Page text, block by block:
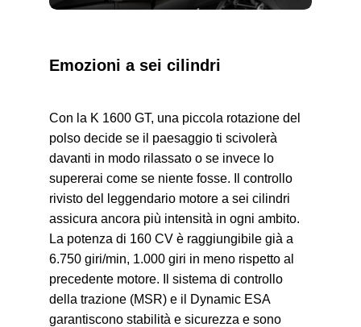
Emozioni a sei cilindri
Con la K 1600 GT, una piccola rotazione del
polso decide se il paesaggio ti scivolerà
davanti in modo rilassato o se invece lo
supererai come se niente fosse. Il controllo
rivisto del leggendario motore a sei cilindri
assicura ancora più intensità in ogni ambito.
La potenza di 160 CV è raggiungibile già a
6.750 giri/min, 1.000 giri in meno rispetto al
precedente motore. Il sistema di controllo
della trazione (MSR) e il Dynamic ESA
garantiscono stabilità e sicurezza e sono